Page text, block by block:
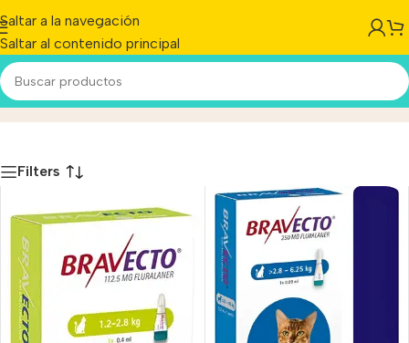
Saltar a la navegación
Saltar al contenido principal
MSD Salud AnimalInicio/Producto
Filters